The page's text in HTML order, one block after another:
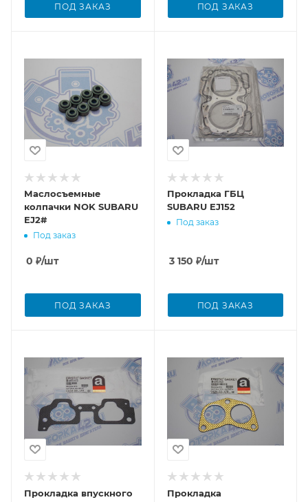
ПОД ЗАКАЗ ПОД ЗАКАЗ
Маслосъемные
колпачки NOK SUBARU
EJ2#
Под заказ
0 ₽/шт
ПОД ЗАКАЗ
Прокладка ГБЦ
SUBARU EJ152
Под заказ
3 150 ₽/шт
ПОД ЗАКАЗ
Прокладка впускного
Прокладка